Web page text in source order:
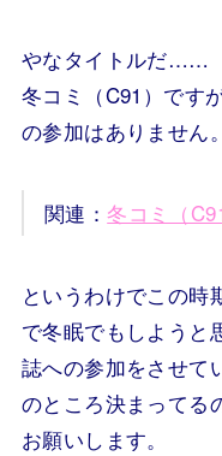
やなタイトルだ……
冬コミ（C91）です
の参加はありません
関連：冬コミ（
というわけでこの時
で冬眠でもしようと
誌への参加をさせて
のところ決まってる
お願いします。